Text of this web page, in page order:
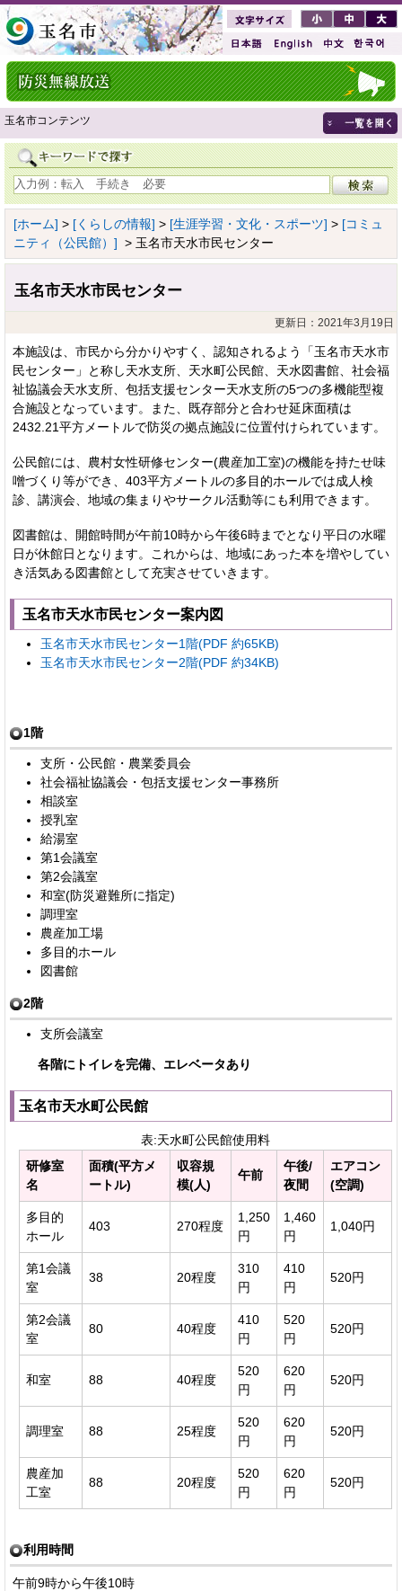
玉名市コンテンツ
[ホーム] > [くらしの情報] > [生涯学習・文化・スポーツ] > [コミュ
ニティ（公民館）] > 玉名市天水市民センター
玉名市天水市民センター
更新日：2021年3月19日
本施設は、市民から分かりやすく、認知されるよう「玉名市天水市
民センター」と称し天水支所、天水町公民館、天水図書館、社会福
祉協議会天水支所、包括支援センター天水支所の5つの多機能型複
合施設となっています。また、既存部分と合わせ延床面積は
2432.21平方メートルで防災の拠点施設に位置付けられています。
公民館には、農村女性研修センター(農産加工室)の機能を持たせ味
噌づくり等ができ、403平方メートルの多目的ホールでは成人検
診、講演会、地域の集まりやサークル活動等にも利用できます。
図書館は、開館時間が午前10時から午後6時までとなり平日の水曜
日が休館日となります。これからは、地域にあった本を増やしてい
き活気ある図書館として充実させていきます。
玉名市天水市民センター案内図
玉名市天水市民センター1階(PDF 約65KB)
玉名市天水市民センター2階(PDF 約34KB)
1階
支所・公民館・農業委員会
社会福祉協議会・包括支援センター事務所
相談室
授乳室
給湯室
第1会議室
第2会議室
和室(防災避難所に指定)
調理室
農産加工場
多目的ホール
図書館
2階
支所会議室
各階にトイレを完備、エレベータあり
玉名市天水町公民館
表:天水町公民館使用料
研修室
名
面積(平方メ
ートル)
収容規
模(人)
午前
午後/
夜間
エアコン
(空調)
多目的
ホール
403 270程度
1,250
円
1,460
円
1,040円
第1会議
室
38 20程度
310
円
410
円
520円
第2会議
室
80 40程度
410
円
520
円
520円
和室 88 40程度
520
円
620
円
520円
調理室 88 25程度
520
円
620
円
520円
農産加
工室
88 20程度
520
円
620
円
520円
利用時間
午前9時から午後10時